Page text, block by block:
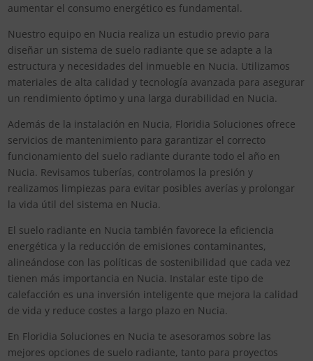
aumentar el consumo energético es fundamental.
Nuestro equipo en Nucia realiza un estudio previo para
diseñar un sistema de suelo radiante que se adapte a la
estructura y necesidades del inmueble en Nucia. Utilizamos
materiales de alta calidad y tecnología avanzada para asegurar
un rendimiento óptimo y una larga durabilidad en Nucia.
Además de la instalación en Nucia, Floridia Soluciones ofrece
servicios de mantenimiento para garantizar el correcto
funcionamiento del suelo radiante durante todo el año en
Nucia. Revisamos tuberías, controlamos la presión y
realizamos limpiezas para evitar posibles averías y prolongar
la vida útil del sistema en Nucia.
El suelo radiante en Nucia también favorece la eficiencia
energética y la reducción de emisiones contaminantes,
alineándose con las políticas de sostenibilidad que cada vez
tienen más importancia en Nucia. Instalar este tipo de
calefacción es una inversión inteligente que mejora la calidad
de vida y reduce costes a largo plazo en Nucia.
En Floridia Soluciones en Nucia te asesoramos sobre las
mejores opciones de suelo radiante, tanto para proyectos